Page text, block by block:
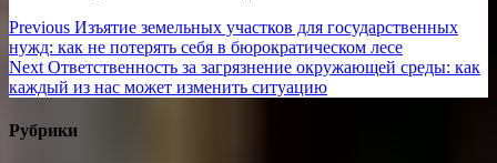
Навигация
по
записям
Previous Previous
post:
Изъятие земельных участков для государственных
нужд: как не потерять себя в бюрократическом лесе
Next Next
post:
Ответственность за загрязнение окружающей среды: как
каждый из нас может изменить ситуацию
Рубрики